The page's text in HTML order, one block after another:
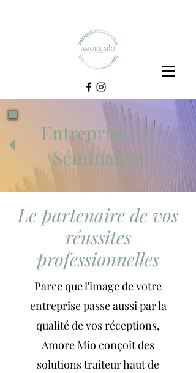
Entreprises &
Séminaires
Le partenaire de vos
réussites
professionnelles
Parce que l'image de votre
entreprise passe aussi par la
qualité de vos réceptions,
Amore Mio conçoit des
solutions traiteur haut de